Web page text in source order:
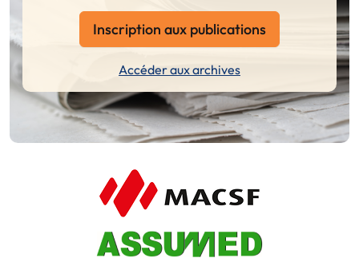
Inscription aux publications
Accéder aux archives